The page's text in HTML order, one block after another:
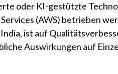
oder KI-gestützte
(AWS) betrieben
ist auf
Auswirkungen auf